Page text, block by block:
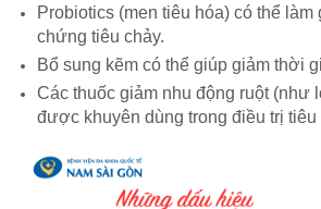
Probiotics (men tiêu hóa) có thể làm
chứng tiêu chảy.
Bổ sung kẽm có thể giúp giảm thời
Các thuốc giảm nhu động ruột (như
được khuyên dùng trong điều trị tiêu